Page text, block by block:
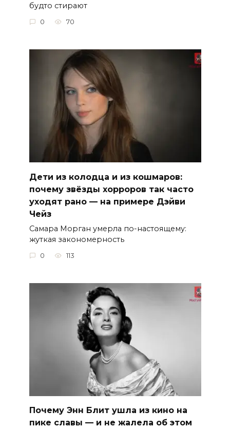
будто стирают
0 70
Дети из колодца и из кошмаров:
почему звёзды хорроров так часто
уходят рано — на примере Дэйви
Чейз
Самара Морган умерла по-настоящему:
жуткая закономерность
0 113
Почему Энн Блит ушла из кино на
пике славы — и не жалела об этом